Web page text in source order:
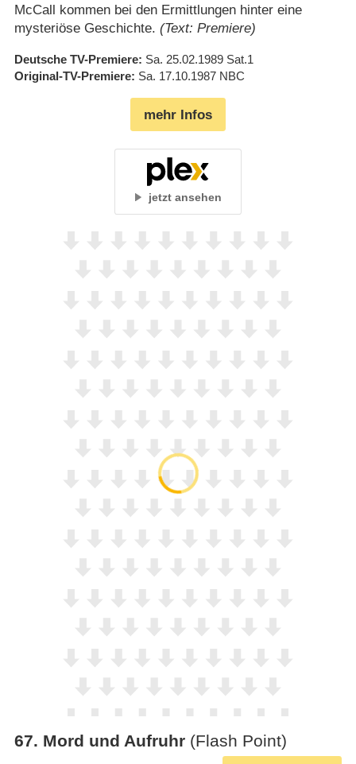
McCall kommen bei den Ermittlungen hinter eine
mysteriöse Geschichte. (Text: Premiere)
Deutsche TV-Premiere Sa. 25.02.1989 Sat.1
Original-TV-Premiere Sa. 17.10.1987 NBC
mehr Infos
jetzt ansehen
67. Mord und Aufruhr (Flash Point)